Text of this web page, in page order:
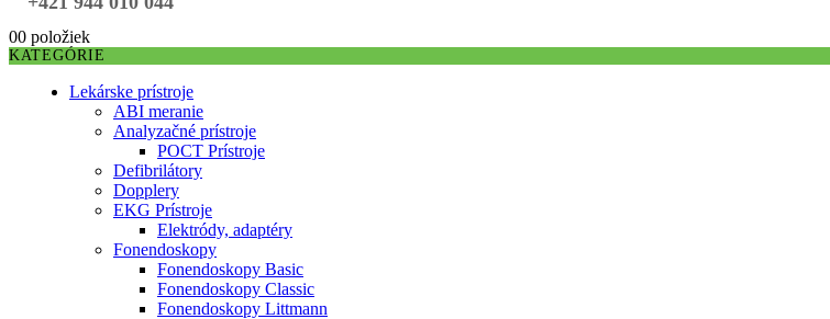
00 položiek
KATEGÓRIE
Lekárske prístroje
ABI meranie
Analyzačné prístroje
POCT Prístroje
Defibrilátory
Dopplery
EKG Prístroje
Elektródy, adaptéry
Fonendoskopy
Fonendoskopy Basic
Fonendoskopy Classic
Fonendoskopy Littmann